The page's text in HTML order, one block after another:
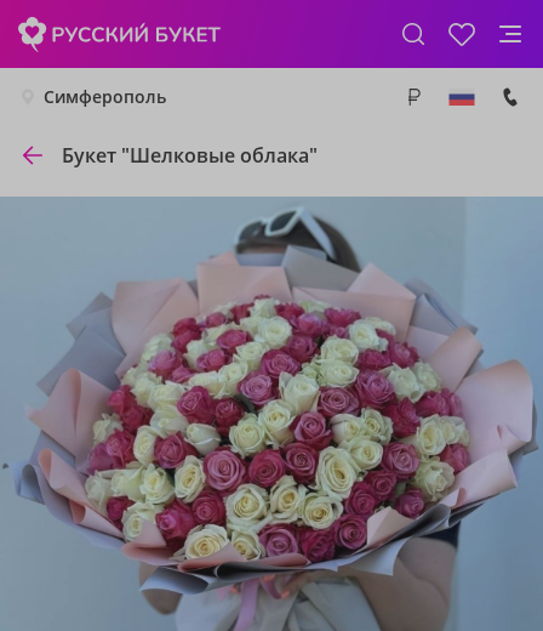
Симферополь
Букет "Шелковые облака"